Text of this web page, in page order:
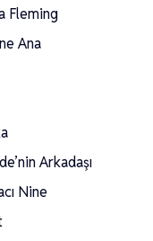
Fleming
Ana
Arkadaşı
Nine